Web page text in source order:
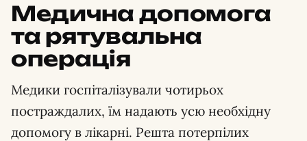
Медична допомога
та рятувальна
операція
Медики госпіталізували чотирьох
постраждалих, їм надають усю необхідну
допомогу в лікарні. Решта потерпілих